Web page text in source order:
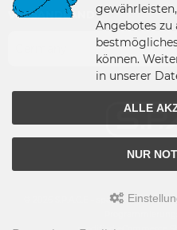
VERSANDLAND
© 2026 S.P.A.C.E - space-figuren.de
Angebotes zu
können.
in unserer
ALLE
NUR